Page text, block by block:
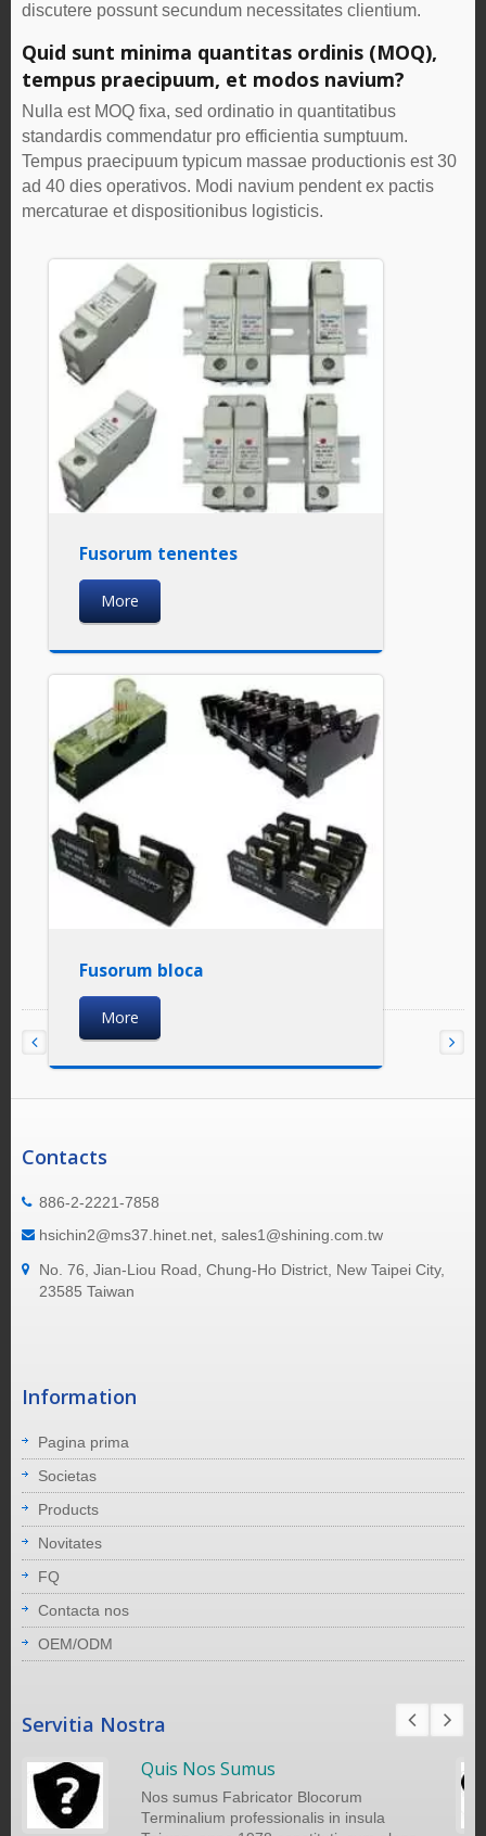
discutere possunt secundum necessitates clientium.
Quid sunt minima quantitas ordinis (MOQ),
tempus praecipuum, et modos navium?
Nulla est MOQ fixa, sed ordinatio in quantitatibus
standardis commendatur pro efficientia sumptuum.
Tempus praecipuum typicum massae productionis est 30
ad 40 dies operativos. Modi navium pendent ex pactis
mercaturae et dispositionibus logisticis.
Fusorum tenentes
More
Fusorum bloca
More
Contacts
886-2-2221-7858
hsichin2@ms37.hinet.net, sales1@shining.com.tw
No. 76, Jian-Liou Road, Chung-Ho District, New Taipei City,
23585 Taiwan
Information
Pagina prima
Societas
Products
Novitates
FQ
Contacta nos
OEM/ODM
Servitia Nostra
Quis Nos Sumus
Nos sumus Fabricator Blocorum
Terminalium professionalis in insula